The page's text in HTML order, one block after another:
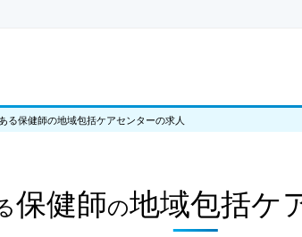
る保健師の地域包括ケアセンターの求人
保健師の地域包括ケ